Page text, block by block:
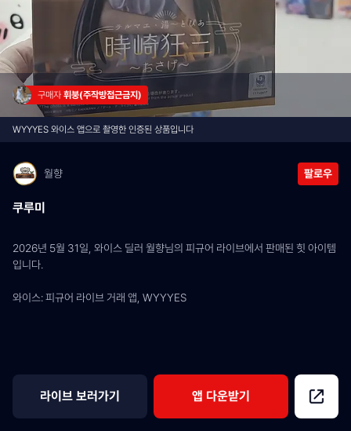
구매자 휘붕(주작방접근금지)
WYYYES 와이스 앱으로 촬영한 인증된 상품입니다
월향 팔로우
쿠루미
2026년 5월 31일, 와이스 딜러 월향님의 피규어 라이브에서 판매된 힛 아이템
입니다.
와이스: 피규어 라이브 거래 앱, WYYYES
라이브 보러가기 앱 다운받기